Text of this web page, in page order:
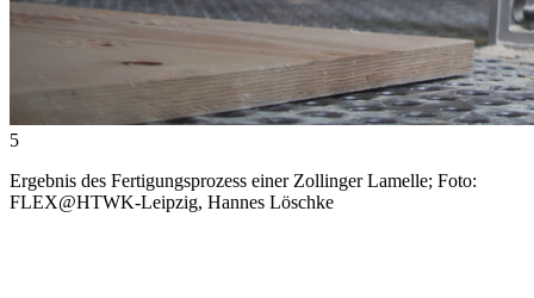
5
Ergebnis des Fertigungsprozess einer Zollinger Lamelle; Foto:
FLEX@HTWK-Leipzig, Hannes Löschke